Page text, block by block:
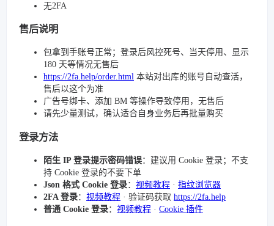
无2FA
售后说明
包拿到手账号正常；登录后风控死号、当天停用、显示
180 天等情况无售后
https://2fa.help/order.html 本站对出库的账号自动查活，
售后以这个为准
广告号绑卡、添加 BM 等操作导致停用，无售后
请先少量测试，确认适合自身业务后再批量购买
登录方法
陌生 IP 登录提示密码错误：建议用 Cookie 登录；不支
持 Cookie 登录的不要下单
Json 格式 Cookie 登录： 视频教程 · 指纹浏览器
2FA 登录： 视频教程 · 验证码获取 https://2fa.help
普通 Cookie 登录： 视频教程 · Cookie 插件